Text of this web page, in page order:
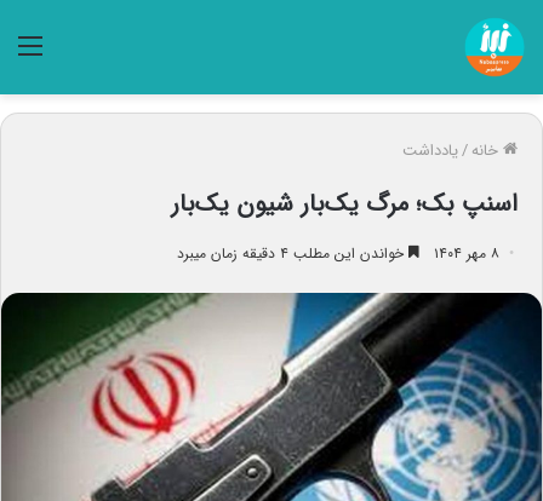
خانه/یادداشت
اسنپ ‌بک؛ مرگ یک‌بار شیون یک‌بار
۸ مهر ۱۴۰۴ خواندن این مطلب ۴ دقیقه زمان میبرد